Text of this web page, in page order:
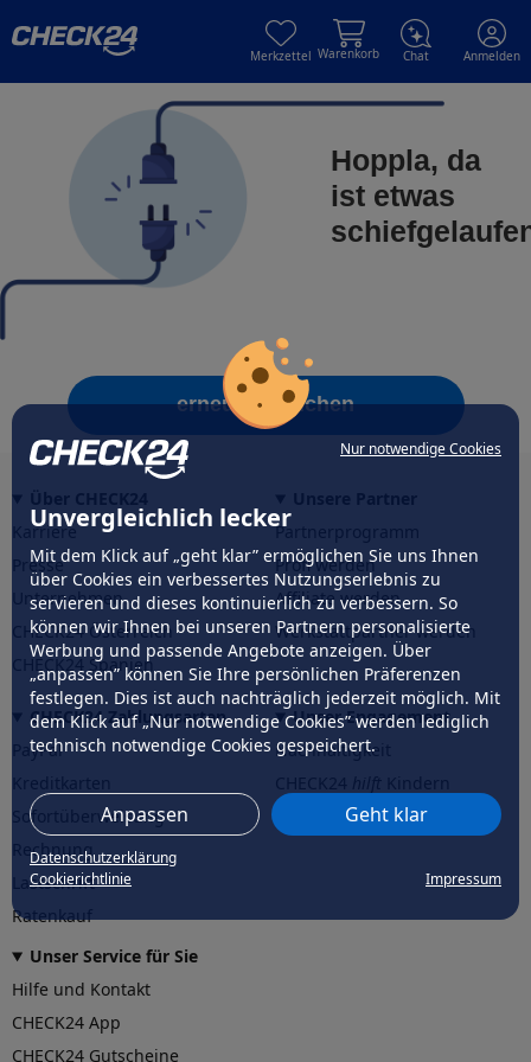
Nur notwendige Cookies
Unvergleichlich lecker
Mit dem Klick auf „geht klar” ermöglichen Sie uns Ihnen
über Cookies ein verbessertes Nutzungserlebnis zu
servieren und dieses kontinuierlich zu verbessern. So
können wir Ihnen bei unseren Partnern personalisierte
Werbung und passende Angebote anzeigen. Über
„anpassen” können Sie Ihre persönlichen Präferenzen
festlegen. Dies ist auch nachträglich jederzeit möglich. Mit
dem Klick auf „Nur notwendige Cookies” werden lediglich
technisch notwendige Cookies gespeichert.
Anpassen Geht klar
Datenschutzerklärung
Cookierichtlinie
Impressum
Merkzettel Warenkorb Chat Anmelden
Hoppla, da
ist etwas
erneut versuchen
Karriere
Presse
Unternehmen
CHECK24 Österreich
CHECK24 Spanien
Partnerprogramm
Profi werden
Affiliate werden
Werkstattpartner werden
CHECK24 Zahlungsarten
PayPal
Sofortüberweisung
Rechnung
Lastschrift
Ratenkauf
Unser Engagement
Nachhaltigkeit
CHECK24hilftder Natur
Unser Service für Sie
Hilfe und Kontakt
CHECK24 App
CHECK24 Gutscheine